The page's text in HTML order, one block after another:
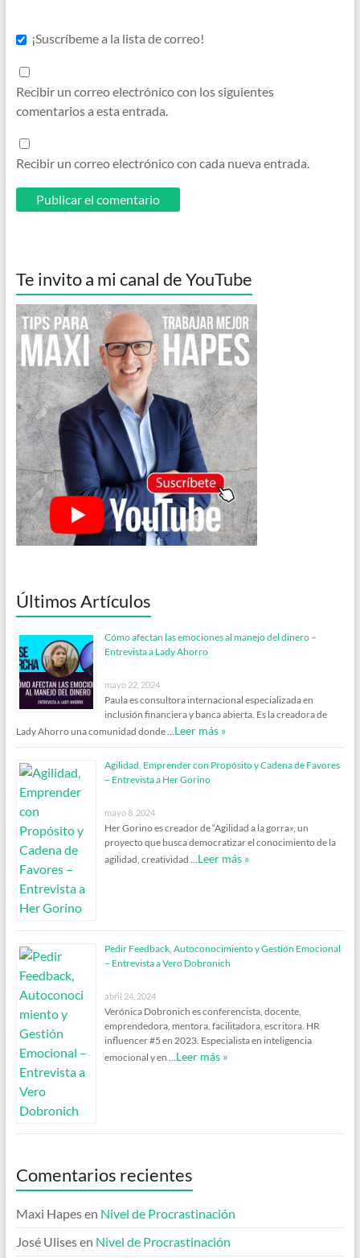
¡Suscríbeme a la lista de correo!
Recibir un correo electrónico con los siguientes
comentarios a esta entrada.
Recibir un correo electrónico con cada nueva entrada.
Te invito a mi canal de YouTube
Últimos Artículos
Cómo afectan las emociones al manejo del dinero –
Entrevista a Lady Ahorro
mayo 22, 2024
Paula es consultora internacional especializada en
inclusión financiera y banca abierta. Es la creadora de
Lady Ahorro una comunidad donde …Leer más »
Agilidad, Emprender con Propósito y Cadena de Favores
– Entrevista a Her Gorino
mayo 8, 2024
Her Gorino es creador de “Agilidad a la gorra», un
proyecto que busca democratizar el conocimiento de la
agilidad, creatividad …Leer más »
Pedir Feedback, Autoconocimiento y Gestión Emocional
– Entrevista a Vero Dobronich
abril 24, 2024
Verónica Dobronich es conferencista, docente,
emprendedora, mentora, facilitadora, escritora. HR
influencer #5 en 2023. Especialista en inteligencia
emocional y en …Leer más »
Comentarios recientes
Maxi Hapesen Nivel de Procrastinación
José Ulisesen Nivel de Procrastinación